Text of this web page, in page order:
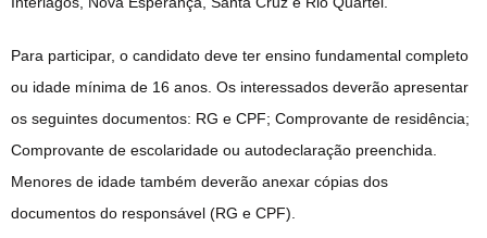
Para participar, o candidato deve ter ensino fundamental completo
ou idade mínima de 16 anos. Os interessados deverão apresentar
os seguintes documentos: RG e CPF; Comprovante de residência;
Comprovante de escolaridade ou autodeclaração preenchida.
Menores de idade também deverão anexar cópias dos
documentos do responsável (RG e CPF).